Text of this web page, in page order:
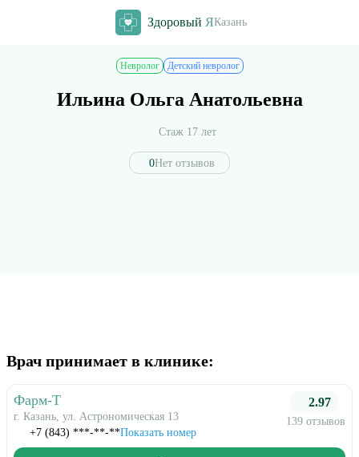
Здоровый ЯКазань
Невролог Детский невролог
Ильина Ольга Анатольевна
Стаж 17 лет
0Нет отзывов
Врач принимает в клинике:
Фарм-Т
г. Казань, ул. Астрономическая 13
+7 (843) ***-**-**Показать номер
2.97
139 отзывов